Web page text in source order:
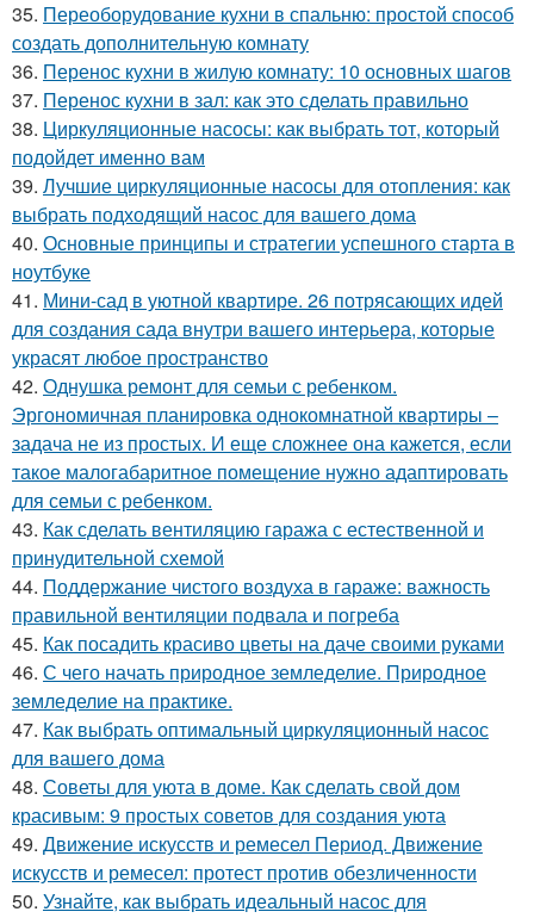
35. Переоборудование кухни в спальню: простой способ
создать дополнительную комнату
36. Перенос кухни в жилую комнату: 10 основных шагов
37. Перенос кухни в зал: как это сделать правильно
38. Циркуляционные насосы: как выбрать тот, который
подойдет именно вам
39. Лучшие циркуляционные насосы для отопления: как
выбрать подходящий насос для вашего дома
40. Основные принципы и стратегии успешного старта в
ноутбуке
41. Мини-сад в уютной квартире. 26 потрясающих идей
для создания сада внутри вашего интерьера, которые
украсят любое пространство
42. Однушка ремонт для семьи с ребенком.
Эргономичная планировка однокомнатной квартиры –
задача не из простых. И еще сложнее она кажется, если
такое малогабаритное помещение нужно адаптировать
для семьи с ребенком.
43. Как сделать вентиляцию гаража с естественной и
принудительной схемой
44. Поддержание чистого воздуха в гараже: важность
правильной вентиляции подвала и погреба
45. Как посадить красиво цветы на даче своими руками
46. С чего начать природное земледелие. Природное
земледелие на практике.
47. Как выбрать оптимальный циркуляционный насос
для вашего дома
48. Советы для уюта в доме. Как сделать свой дом
красивым: 9 простых советов для создания уюта
49. Движение искусств и ремесел Период. Движение
искусств и ремесел: протест против обезличенности
50. Узнайте, как выбрать идеальный насос для